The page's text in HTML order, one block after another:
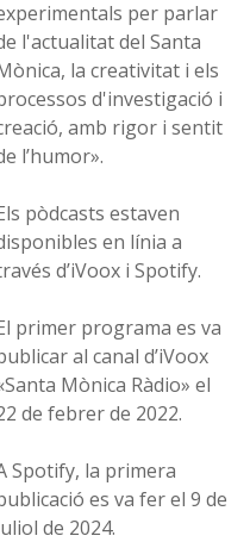
per parlar
l'actualitat del Santa
la creativitat i els
d'investigació i
amb rigor i sentit
l’humor».
pòdcasts estaven
en línia a
d’iVoox i Spotify.
primer programa es va
al canal d’iVoox
Mònica Ràdio» el
de febrer de 2022.
Spotify, la primera
es va fer el 9 de
de 2024.